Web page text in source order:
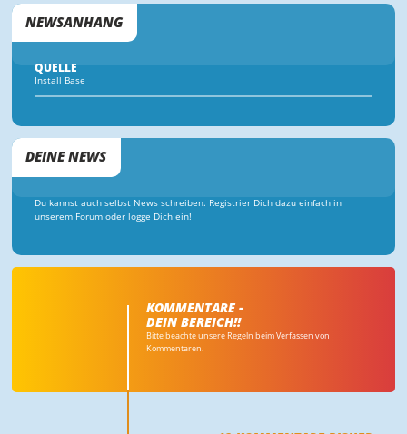
NEWSANHANG
QUELLE
Install Base
DEINE NEWS
Du kannst auch selbst News schreiben. Registrier Dich dazu einfach in
unserem Forum oder logge Dich ein!
KOMMENTARE -
DEIN BEREICH!!
Bitte beachte unsere Regeln beim Verfassen von
Kommentaren.